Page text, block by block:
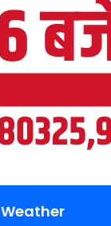
Weather